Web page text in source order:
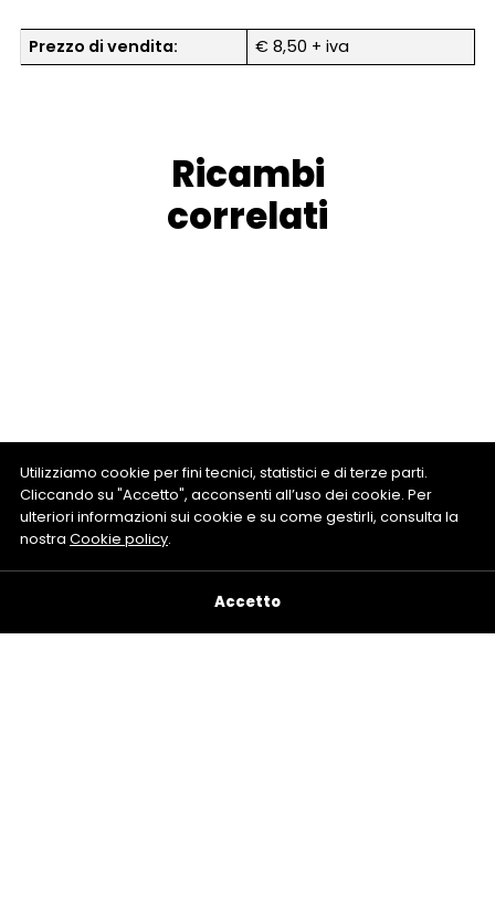
Prezzo di vendita: € 8,50 + iva
Ricambi
correlati
Utilizziamo cookie per fini tecnici, statistici e di terze parti.
Cliccando su "Accetto", acconsenti all’uso dei cookie. Per
ulteriori informazioni sui cookie e su come gestirli, consulta la
nostra Cookie policy.
Accetto